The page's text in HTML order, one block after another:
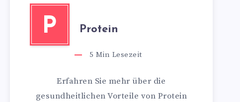
P Protein
5 Min Lesezeit
Erfahren Sie mehr über die
gesundheitlichen Vorteile von Protein